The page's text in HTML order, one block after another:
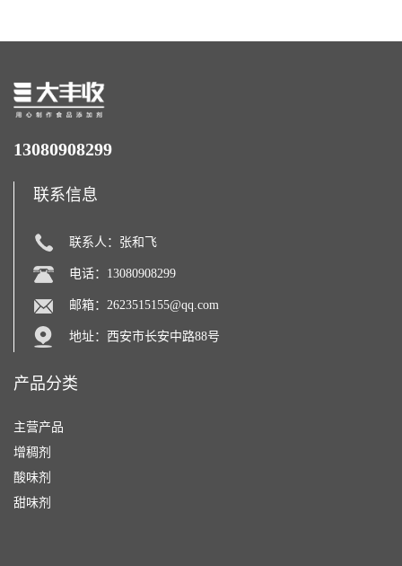
13080908299
联系信息
联系人：张和飞
电话：13080908299
邮箱： 2623515155@qq.com
地址：西安市长安中路88号
产品分类
主营产品
增稠剂
酸味剂
甜味剂